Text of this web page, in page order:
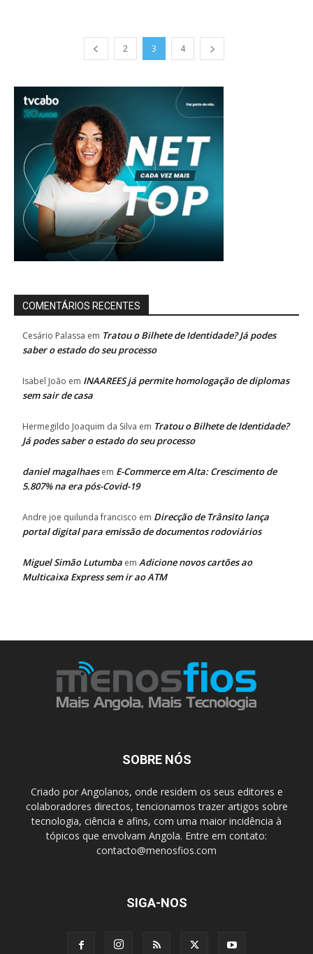
2 3 4
COMENTÁRIOS RECENTES
Cesário Palassa em Tratou o Bilhete de Identidade? Já podes
saber o estado do seu processo
Isabel João em INAAREES já permite homologação de diplomas
sem sair de casa
Hermegildo Joaquim da Silva em Tratou o Bilhete de Identidade?
Já podes saber o estado do seu processo
daniel magalhaesem E-Commerce em Alta: Crescimento de
5.807% na era pós-Covid-19
Andre joe quilunda francisco em Direcção de Trânsito lança
portal digital para emissão de documentos rodoviários
Miguel Simão Lutumba em Adicione novos cartões ao
Multicaixa Express sem ir ao ATM
SOBRE NÓS
Criado por Angolanos, onde residem os seus editores e
colaboradores directos, tencionamos trazer artigos sobre
tecnologia, ciência e afins, com uma maior incidência à
tópicos que envolvam Angola. Entre em contato:
contacto@menosfios.com
SIGA-NOS